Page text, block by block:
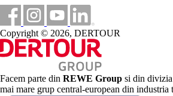
fotbal
petanque
Activitati contra cost
centru SPA
salon de infrumusetare
masaje
sauna
Copyright © 2026, DERTOUR
Facem parte din REWE Group si din divizia
mai mare grup central-european din industria